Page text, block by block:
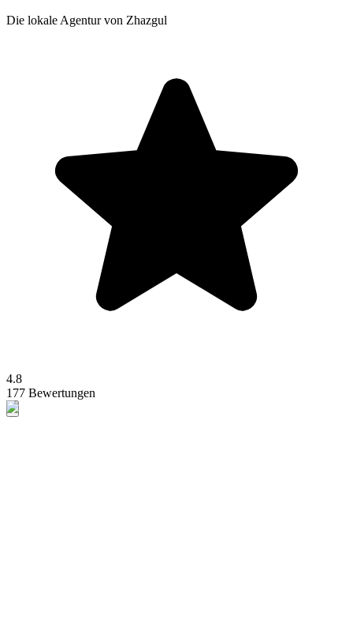
Die lokale Agentur von Zhazgul
4.8
177 Bewertungen